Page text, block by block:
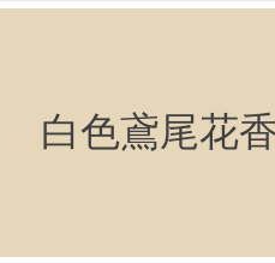
白色鳶尾花